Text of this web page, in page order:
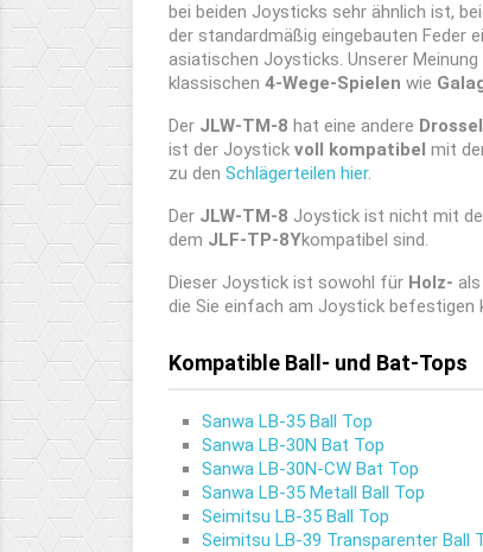
bei beiden Joysticks sehr ähnlich ist,
der standardmäßig eingebauten Feder
asiatischen Joysticks. Unserer
klassischen 4-Wege-Spielen wie
Der JLW-TM-8 hat eine andere Drossel
ist der Joystick voll kompatibel mit
zu den Schlägerteilen hier.
Der JLW-TM-8 Joystick ist nicht mit
dem JLF-TP-8Ykompatibel sind.
Dieser Joystick ist sowohl für Holz-
die Sie einfach am Joystick befestigen
Kompatible Ball- und Bat-Tops
Sanwa LB-35 Ball Top
Sanwa LB-30N Bat Top
Sanwa LB-30N-CW Bat Top
Sanwa LB-35 Metall Ball Top
Seimitsu LB-35 Ball Top
Seimitsu LB-39 Transparenter Ball